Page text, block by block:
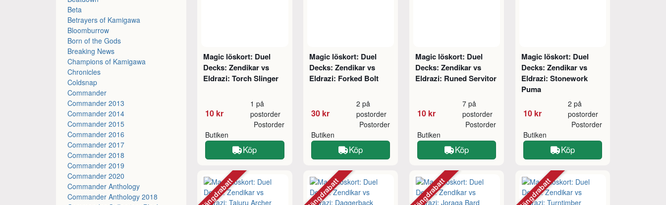
Beta
Betrayers of Kamigawa
Bloomburrow
Born of the Gods
Breaking News
Champions of Kamigawa
Chronicles
Coldsnap
Commander
Commander 2013
Commander 2014
Commander 2015
Commander 2016
Commander 2017
Commander 2018
Commander 2019
Commander 2020
Commander Anthology
Commander Anthology 2018
Magic löskort: Duel
Decks: Zendikar vs
Eldrazi: Torch Slinger
10 kr
1 på
postorder
Butiken
Postorder
Köp
Magic löskort: Duel
Decks: Zendikar vs
Eldrazi: Forked Bolt
30 kr
2 på
postorder
Butiken
Postorder
Köp
Magic löskort: Duel
Decks: Zendikar vs
Eldrazi: Runed Servitor
10 kr
7 på
postorder
Butiken
Postorder
Köp
Magic löskort: Duel
Decks: Zendikar vs
Eldrazi: Stonework
Puma
10 kr
2 på
postorder
Butiken
Postorder
Köp
Mängdrabatt Mängdrabatt Mängdrabatt Mängdrabatt